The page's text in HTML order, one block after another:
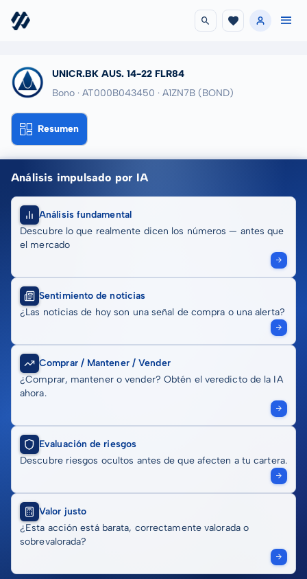
UNICR.BK AUS. 14-22 FLR84
Bono · AT000B043450 · A1ZN7B (BOND)
Resumen
Análisis impulsado por IA
Análisis fundamental
Descubre lo que realmente dicen los números — antes que
el mercado
Sentimiento de noticias
¿Las noticias de hoy son una señal de compra o una alerta?
Comprar / Mantener / Vender
¿Comprar, mantener o vender? Obtén el veredicto de la IA
ahora.
Evaluación de riesgos
Descubre riesgos ocultos antes de que afecten a tu cartera.
Valor justo
¿Esta acción está barata, correctamente valorada o
sobrevalorada?